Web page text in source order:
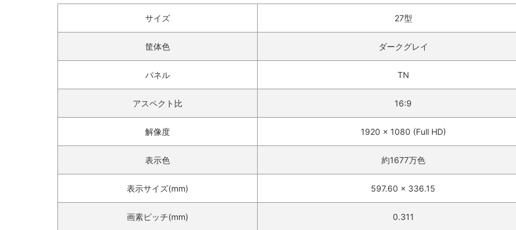
サイズ‎ 27型‎
筐体色‎ ダークグレイ‎
パネル‎ TN‎
アスペクト比‎ 16:9‎
解像度‎ 1920 x 1080 (Full HD)‎
表示色‎ 約1677万色‎
表示サイズ(mm)‎ 597.60 x 336.15‎
画素ピッチ(mm)‎‎ 0.311‎